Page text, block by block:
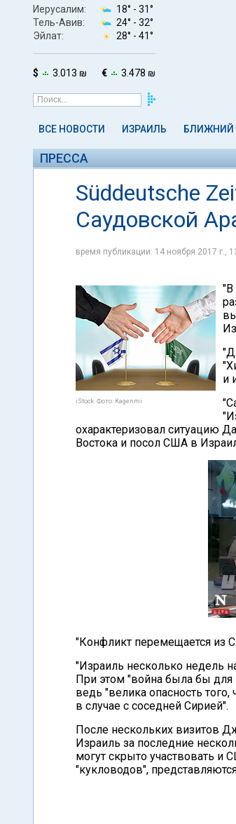
Иерусалим: 18° - 31°
Тель-Авив:
24° - 32°
Эйлат:
28° - 41°
$ 3.013 ₪ € 3.478 ₪
ВСЕ НОВОСТИ ИЗРАИЛЬ БЛИЖНИЙ
ПРЕССА
Süddeutsche
Саудовской
время публикации: 14 ноября 2017 г.,
iStock. Фото: Kagenmi
"В
и
охарактеризовал ситуацию
Востока и посол США в
"Конфликт перемещается из
"Израиль несколько недель
При этом "война была бы для
ведь "велика опасность
в случае с соседней Сирией".
После нескольких визитов
Израиль за последние
могут скрыто участвовать и
"кукловодов",